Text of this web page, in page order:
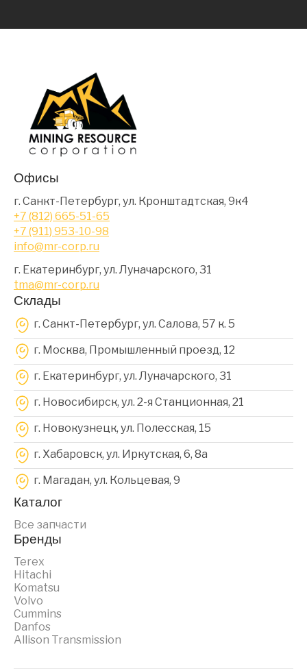
Офисы
г. Санкт-Петербург, ул. Кронштадтская, 9к4
+7 (812) 665-51-65
+7 (911) 953-10-98
info@mr-corp.ru
г. Екатеринбург, ул. Луначарского, 31
tma@mr-corp.ru
Склады
г. Санкт-Петербург, ул. Салова, 57 к. 5
г. Москва, Промышленный проезд, 12
г. Екатеринбург, ул. Луначарского, 31
г. Новосибирск, ул. 2-я Станционная, 21
г. Новокузнецк, ул. Полесская, 15
г. Хабаровск, ул. Иркутская, 6, 8a
г. Магадан, ул. Кольцевая, 9
Каталог
Все запчасти
Бренды
Terex
Hitachi
Komatsu
Volvo
Cummins
Danfos
Allison Transmission